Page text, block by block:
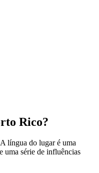
Rico?
A língua do lugar é uma
uma série de influências